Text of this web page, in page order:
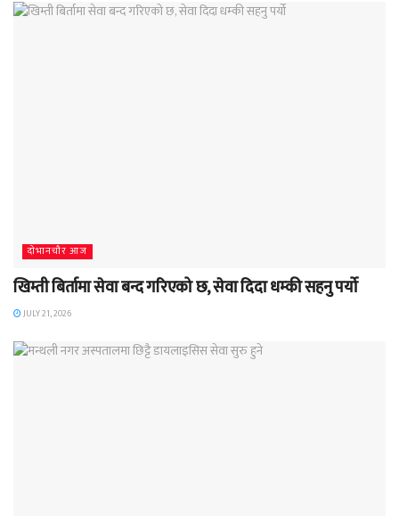
दाेभानचाैर आज
खिम्ती बिर्तामा सेवा बन्द गरिएको छ, सेवा दिदा धम्की सहनु पर्यो
JULY 21, 2026